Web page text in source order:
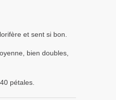
et sent si bon.
bien doubles,
pétales.